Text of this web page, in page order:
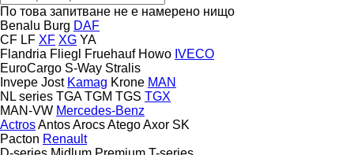
По това запитване не е намерено нищо
Benalu Burg DAF
CF LF XF XG YA
Flandria Fliegl Fruehauf Howo IVECO
EuroCargo S-Way Stralis
Invepe Jost Kamag Krone MAN
NL series TGA TGM TGS TGX
MAN-VW Mercedes-Benz
ActrosAntosArocsAtegoAxor SK
Pacton Renault